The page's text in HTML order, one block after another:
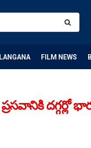
FILM NEWS
దగ్గర్లో